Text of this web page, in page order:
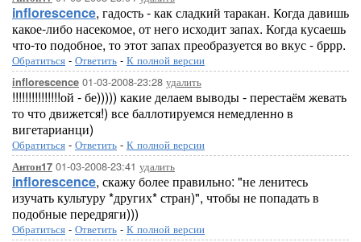
inflorescence, гадость - как сладкий таракан. Когда давишь
какое-либо насекомое, от него исходит запах. Когда кусаешь
что-то подобное, то этот запах преобразуется во вкус - бррр.
Обратиться - Ответить - К полной версии
inflorescence 01-03-2008-23:28 удалить
!!!!!!!!!!!!!!!ой - бе))))) какие делаем выводы - перестаём жевать
то что движется!) все баллотируемся немедленно в
вигетарианци)
Обратиться - Ответить - К полной версии
Антон17 01-03-2008-23:41 удалить
inflorescence, скажу более правильно: "не ленитесь
изучать культуру *других* стран)", чтобы не попадать в
подобные передряги)))
Обратиться - Ответить - К полной версии